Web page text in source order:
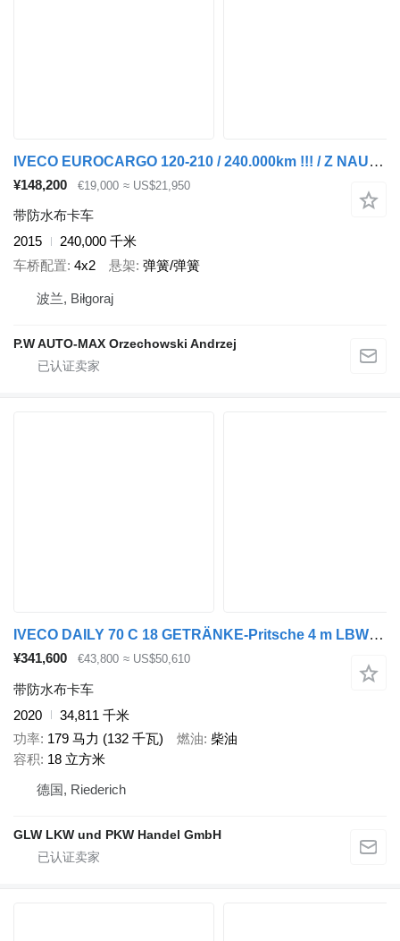
IVECO EUROCARGO 120-210 / 240.000km !!! / Z NAUKI JAZDY / ESP / 12T /
¥148,200 €19,000 ≈ US$21,950
带防水布卡车
2015
240,000 千米
车桥配置 4x2 悬架 弹簧/弹簧
波兰, Biłgoraj
P.W AUTO-MAX Orzechowski Andrzej
IVECO DAILY 70 C 18 GETRÄNKE-Pritsche 4 m LBW 1 to
¥341,600 €43,800 ≈ US$50,610
带防水布卡车
2020
34,811 千米
功率 179 马力 (132 千瓦) 燃油 柴油
容积 18 立方米
德国, Riederich
GLW LKW und PKW Handel GmbH